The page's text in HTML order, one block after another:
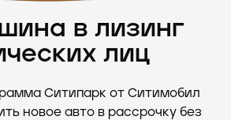
в лизинг
лиц
Ситипарк от Ситимобил
новое авто в рассрочку без